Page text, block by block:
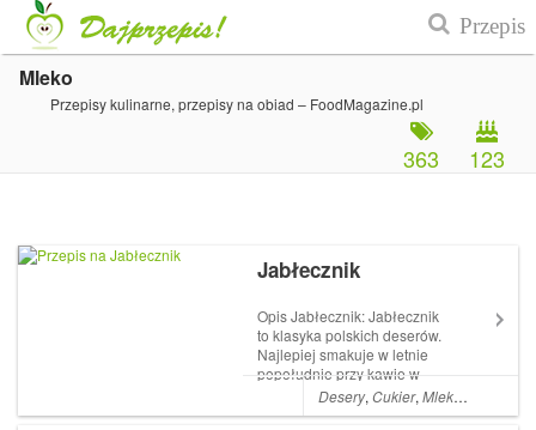
Mleko
Przepisy kulinarne, przepisy na obiad – FoodMagazine.pl
123
363
Jabłecznik
Opis Jabłecznik: Jabłecznik
to klasyka polskich deserów.
Najlepiej smakuje w letnie
popołudnie przy kawie w
ogrodzie. Jabłecznik króluje
na naszych stołach podczas
Desery,Cukier,Mleko ,